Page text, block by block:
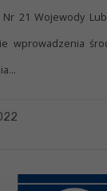
21 Wojewody
wprowadzenia